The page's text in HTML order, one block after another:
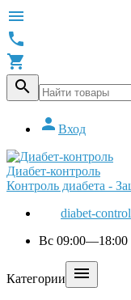




 Вход
Диабет-контроль
Контроль диабета -
diabet-
Вс 09:00—18:00
Категории 